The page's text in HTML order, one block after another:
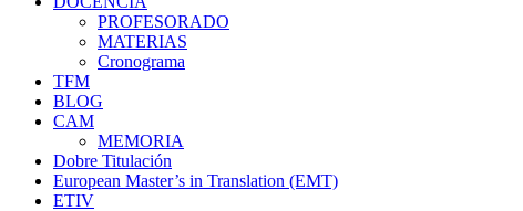
PROFESORADO
MATERIAS
Cronograma
TFM
BLOG
CAM
MEMORIA
Dobre Titulación
European Master’s in Translation (EMT)
ETIV